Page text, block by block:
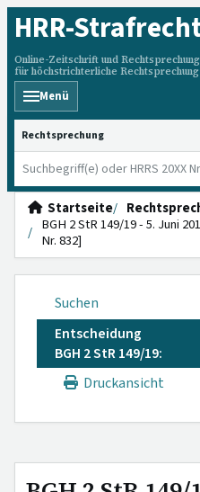
HRR-
Online-Zeitschrift und
für höchstrichterliche
Menü
HRRS durchsuchen
Startseite
BGH 2 StR 149/19 - 5. Juni
Nr. 832]
Suchen
Entscheidung
BGH 2 StR 149/19:
Druckansicht